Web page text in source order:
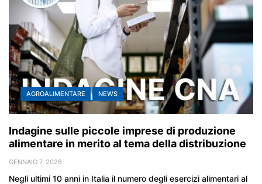
AGROALIMENTARE NEWS
Indagine sulle piccole imprese di produzione
alimentare in merito al tema della distribuzione
GENNAIO 7, 2026
Negli ultimi 10 anni in Italia il numero degli esercizi alimentari al